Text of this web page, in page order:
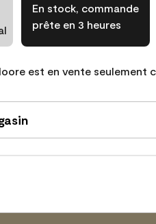
En stock, commande
prête en 3 heures
est en vente seulement